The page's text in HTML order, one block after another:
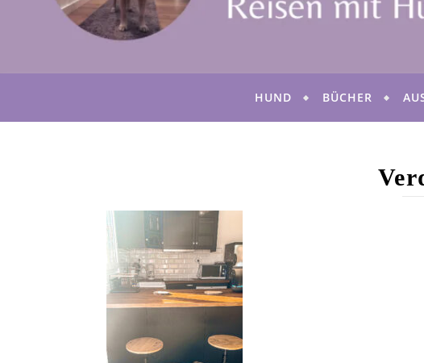
HUND BÜCHER